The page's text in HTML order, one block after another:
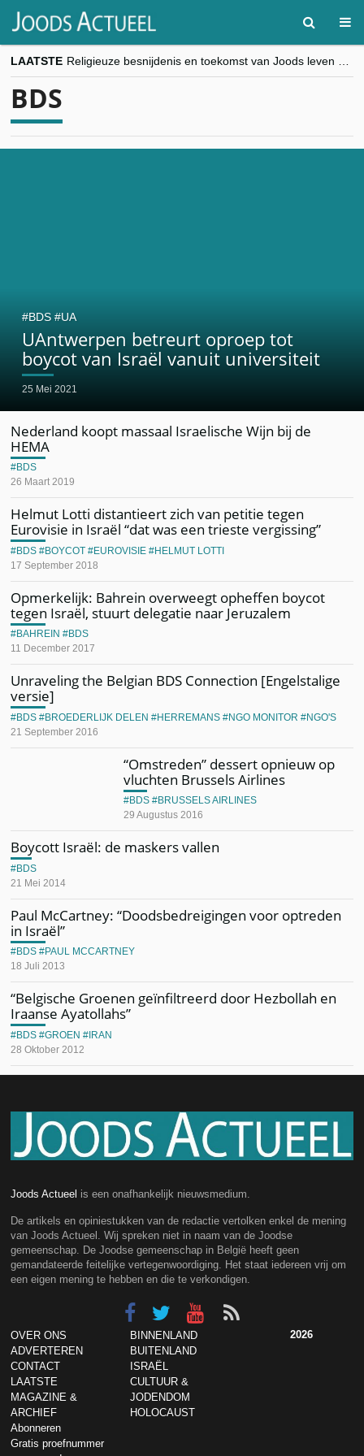
LAATSTE
“Besnijdenisdebat toont hoe moeilijk seculiere Westen minderheden begrijpt”, Jinnih Beels (Vooruit)
BDS
UAntwerpen betreurt oproep tot
boycot van Israël vanuit universiteit
25 Mei 2021
BDS UA
Nederland koopt massaal Israelische Wijn bij de
HEMA
26 Maart 2019
BDS
Helmut Lotti distantieert zich van petitie tegen
Eurovisie in Israël “dat was een trieste vergissing”
17 September 2018
BDS BOYCOT EUROVISIE HELMUT LOTTI
Opmerkelijk: Bahrein overweegt opheffen boycot
tegen Israël, stuurt delegatie naar Jeruzalem
11 December 2017
BAHREIN BDS
Unraveling the Belgian BDS Connection [Engelstalige
versie]
21 September 2016
BDS BROEDERLIJK DELEN HERREMANS NGO MONITOR NGO'S
“Omstreden” dessert opnieuw op
vluchten Brussels Airlines
29 Augustus 2016
BDS BRUSSELS AIRLINES
Boycott Israël: de maskers vallen
21 Mei 2014
BDS
Paul McCartney: “Doodsbedreigingen voor optreden
in Israël”
18 Juli 2013
BDS PAUL MCCARTNEY
“Belgische Groenen geïnfiltreerd door Hezbollah en
Iraanse Ayatollahs”
28 Oktober 2012
BDS GROEN IRAN
Joods Actueel is een onafhankelijk nieuwsmedium.
De artikels en opiniestukken van de redactie vertolken enkel de mening
van Joods Actueel. Wij spreken niet in naam van de Joodse
gemeenschap. De Joodse gemeenschap in België heeft geen
gemandateerde feitelijke vertegenwoordiging. Het staat iedereen vrij om
een eigen mening te hebben en die te verkondigen.
OVER ONS
ADVERTEREN
CONTACT
LAATSTE
MAGAZINE &
ARCHIEF
Abonneren
Gratis proefnummer
BINNENLAND
BUITENLAND
ISRAËL
CULTUUR &
JODENDOM
HOLOCAUST
2026